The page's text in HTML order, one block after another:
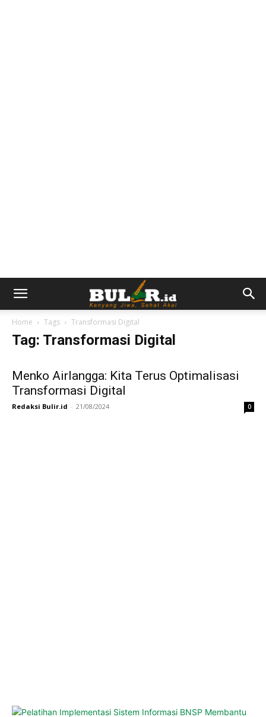
Home Tags Transformasi Digital
Tag: Transformasi Digital
Menko Airlangga: Kita Terus Optimalisasi
Transformasi Digital
Redaksi Bulir.id - 21/08/2024 0